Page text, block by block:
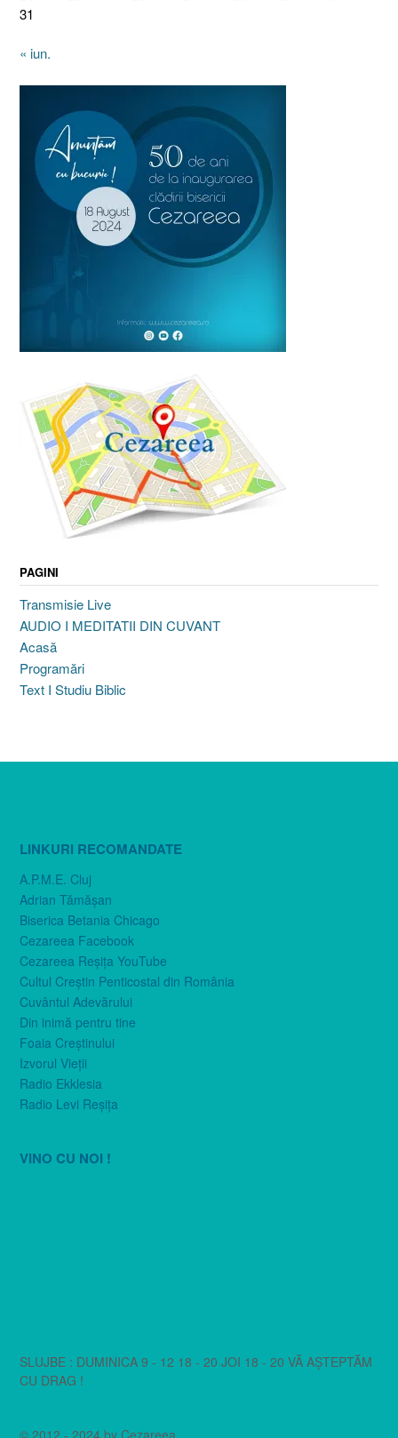
31
« iun.
PAGINI
Transmisie Live
AUDIO I MEDITATII DIN CUVANT
Acasă
Programări
Text I Studiu Biblic
LINKURI RECOMANDATE
A.P.M.E. Cluj
Adrian Tămăşan
Biserica Betania Chicago
Cezareea Facebook
Cezareea Reşiţa YouTube
Cultul Creştin Penticostal din România
Cuvântul Adevărului
Din inimă pentru tine
Foaia Creştinului
Izvorul Vieţii
Radio Ekklesia
Radio Levi Reşiţa
VINO CU NOI !
SLUJBE : DUMINICA 9 - 12 18 - 20 JOI 18 - 20 VĂ AȘTEPTĂM
CU DRAG !